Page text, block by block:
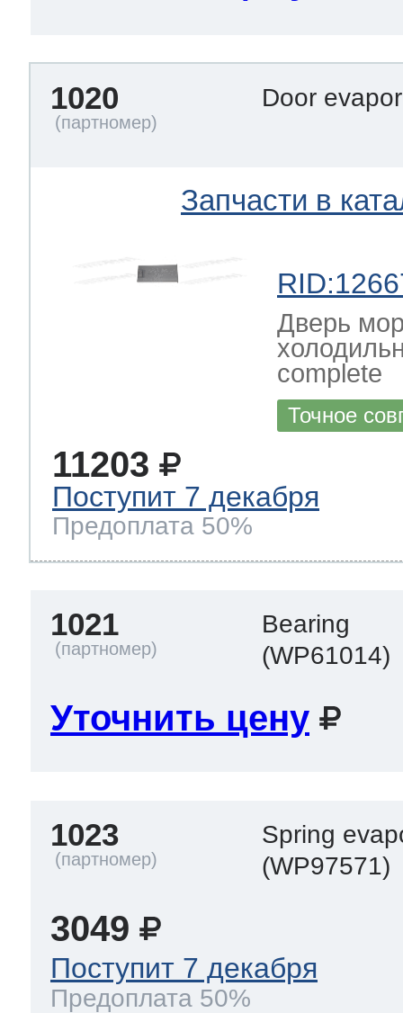
1020 Door
Запчасти в
Дверь
complete
Точное
11203
Поступит 7 декабря
Предоплата 50%
1021
Bearing
(WP61014)
Уточнить цену
1023
Spring
(WP97571)
3049
Поступит 7 декабря
Предоплата 50%